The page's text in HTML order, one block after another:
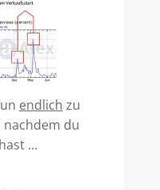
endlich zu
du
…